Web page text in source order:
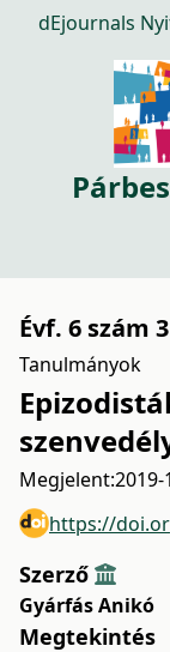
dEjournals
Évf. 6 szám
Tanulmányok
Megjelent:2019-
https://
Szerző
Gyárfás Anikó
Megtekintés